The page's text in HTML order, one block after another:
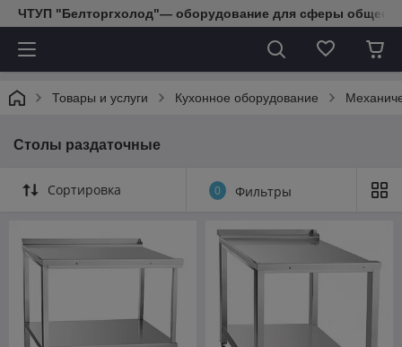
ЧТУП "Белторгхолод"— оборудование для сферы
Товары и услуги Кухонное оборудование
Столы раздаточные
Сортировка 0 Фильтры